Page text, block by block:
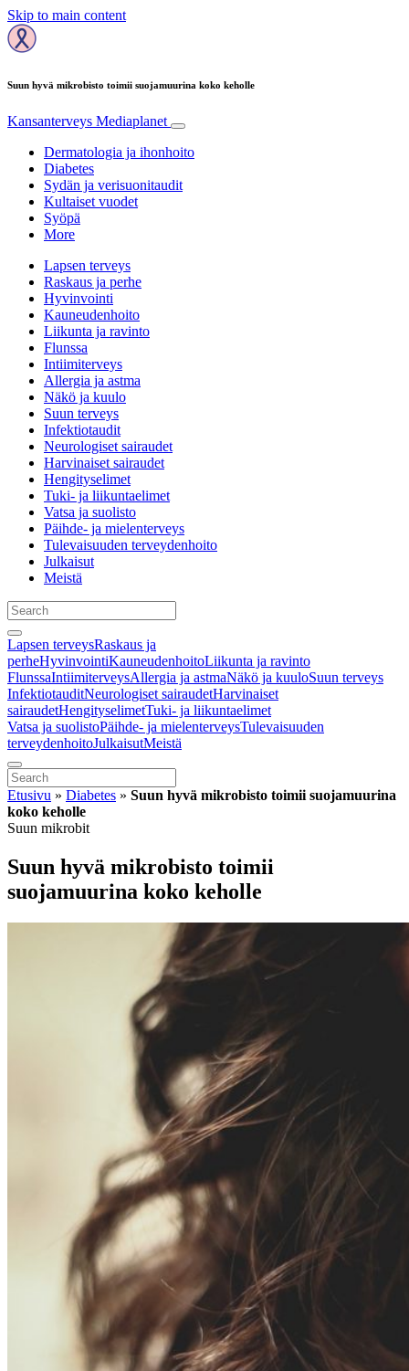
Skip to main content
Suun hyvä mikrobisto toimii suojamuurina koko keholle
Kansanterveys Mediaplanet
Dermatologia ja ihonhoito
Diabetes
Sydän ja verisuonitaudit
Kultaiset vuodet
Syöpä
More
Lapsen terveys
Raskaus ja perhe
Hyvinvointi
Kauneudenhoito
Liikunta ja ravinto
Flunssa
Intiimiterveys
Allergia ja astma
Näkö ja kuulo
Suun terveys
Infektiotaudit
Neurologiset sairaudet
Harvinaiset sairaudet
Hengityselimet
Tuki- ja liikuntaelimet
Vatsa ja suolisto
Päihde- ja mielenterveys
Tulevaisuuden terveydenhoito
Julkaisut
Meistä
Lapsen terveysRaskaus ja
perheHyvinvointiKauneudenhoitoLiikunta ja ravinto
FlunssaIntiimiterveysAllergia ja astmaNäkö ja kuuloSuun terveys
InfektiotauditNeurologiset sairaudetHarvinaiset
sairaudetHengityselimetTuki- ja liikuntaelimet
Vatsa ja suolistoPäihde- ja mielenterveysTulevaisuuden
terveydenhoitoJulkaisutMeistä
Etusivu » Diabetes » Suun hyvä mikrobisto toimii suojamuurina
koko keholle
Suun mikrobit
Suun hyvä mikrobisto toimii
suojamuurina koko keholle